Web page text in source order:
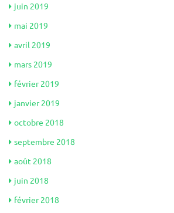
juin 2019
mai 2019
avril 2019
mars 2019
février 2019
janvier 2019
octobre 2018
septembre 2018
août 2018
juin 2018
février 2018